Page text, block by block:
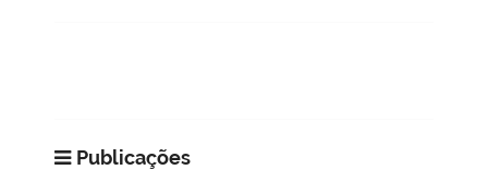
Publicações